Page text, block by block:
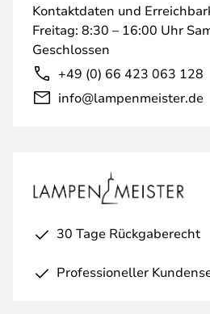
Kontaktdaten und
Freitag: 8:30 – 16:00 Uhr
Geschlossen
+49 (0) 66 423 063 128
info@lampenmeister.de
30 Tage Rückgaberecht
Professioneller